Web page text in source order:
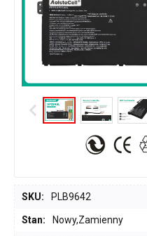
SKU: PLB9642
Stan: Nowy,Zamienny